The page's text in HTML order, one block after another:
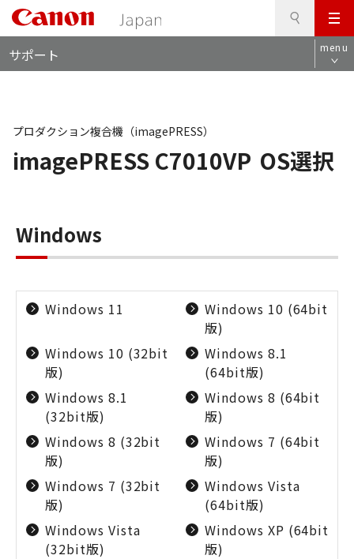
メ
ニ
ュ
サポート menu
imagePRESS C7010VP OS選択
プロダクション複合機（imagePRESS）
Windows
Windows 11
Windows 10 (64bit
版)
Windows 10 (32bit
版)
Windows 8.1
(64bit版)
Windows 8.1
(32bit版)
Windows 8 (64bit
版)
Windows 8 (32bit
版)
Windows 7 (64bit
版)
Windows 7 (32bit
版)
Windows Vista
(64bit版)
Windows Vista
(32bit版)
Windows XP (64bit
版)